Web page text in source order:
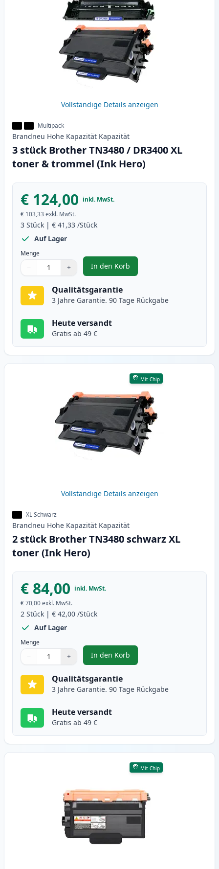
Vollständige Details anzeigen
Multipack
Brandneu Hohe Kapazität Kapazität
3 stück Brother TN3480 / DR3400 XL
toner & trommel (Ink Hero)
€ 124,00 inkl. MwSt.
€ 103,33exkl. MwSt.
3 Stück | € 41,33 /Stück
Auf Lager
Menge
Verwenden Sie die Tasten, um anzupassen
− +
1
In den Korb
, 3 stück Brother TN3480 /
Qualitätsgarantie
3 Jahre Garantie. 90 Tage Rückgabe
Heute versandt
Gratis ab 49 €
Mit Chip
Vollständige Details anzeigen
XL Schwarz
Brandneu Hohe Kapazität Kapazität
2 stück Brother TN3480 schwarz XL
toner (Ink Hero)
€ 84,00 inkl. MwSt.
€ 70,00exkl. MwSt.
2 Stück | € 42,00 /Stück
Auf Lager
Menge
Verwenden Sie die Tasten, um anzupassen
− +
1
In den Korb
, 2 stück Brother TN3480
Qualitätsgarantie
3 Jahre Garantie. 90 Tage Rückgabe
Heute versandt
Gratis ab 49 €
Mit Chip